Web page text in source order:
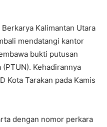
Kalimantan Utara
mendatangi kantor
bukti putusan
Kehadirannya
Kota Tarakan pada Kamis
dengan nomor perkara